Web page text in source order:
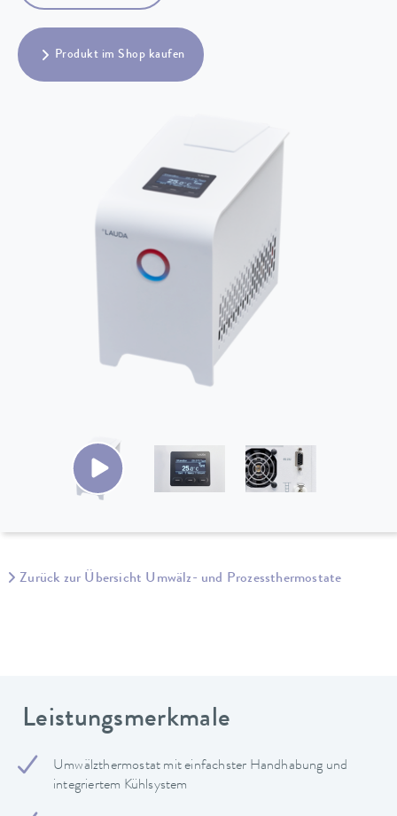
Produkt im Shop kaufen
Zurück zur Übersicht Umwälz- und Prozessthermostate
Leistungsmerkmale
Umwälzthermostat mit einfachster Handhabung und
integriertem Kühlsystem